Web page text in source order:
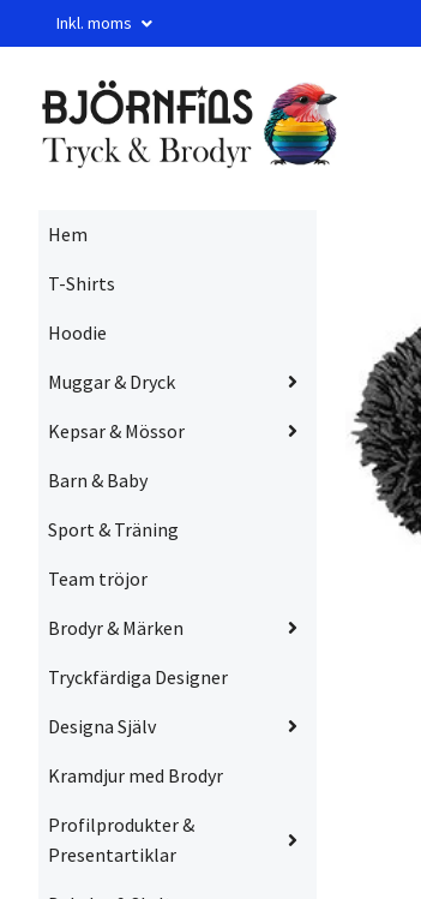
Inkl. moms
Hem
T-Shirts
Hoodie
Muggar & Dryck
Kepsar & Mössor
Barn & Baby
Sport & Träning
Team tröjor
Brodyr & Märken
Tryckfärdiga Designer
Designa Själv
Kramdjur med Brodyr
Profilprodukter &
Presentartiklar